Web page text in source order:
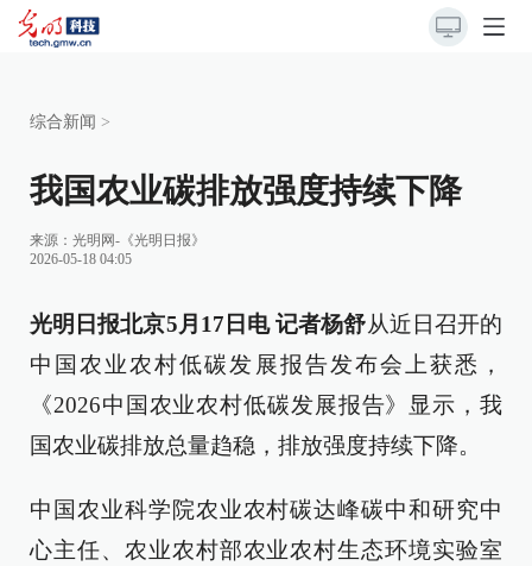
综合新闻 >
我国农业碳排放强度持续下降
来源： 光明网-《光明日报》
2026-05-18 04:05
光明日报北京5月17日电 记者杨舒从近日召开的
中国农业农村低碳发展报告发布会上获悉，
《2026中国农业农村低碳发展报告》显示，我
国农业碳排放总量趋稳，排放强度持续下降。
中国农业科学院农业农村碳达峰碳中和研究中
心主任、农业农村部农业农村生态环境实验室